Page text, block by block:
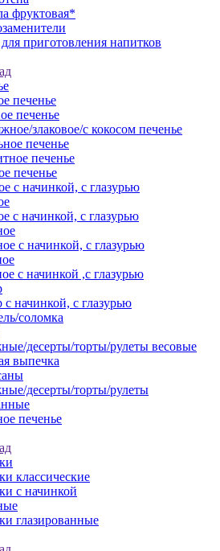
фруктовая*
приготовления напитков
печенье
печенье
злаковое/с кокосом печенье
печенье
печенье
печенье
с начинкой, с глазурью
с начинкой, с глазурью
с начинкой, с глазурью
с начинкой ,с глазурью
с начинкой, с глазурью
соломка
десерты/торты/рулеты весовые
выпечка
десерты/торты/рулеты
печенье
классические
с начинкой
глазированные